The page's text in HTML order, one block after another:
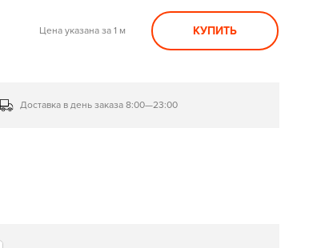
Цена указана за 1 м КУПИТЬ
Доставка в день заказа 8:00—23:00